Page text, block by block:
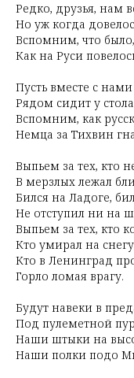
Редко, друзья, нам
Но уж когда
Вспомним, что
Как на Руси
Пусть вместе с
Рядом сидит у
Вспомним, как
Немца за Тихвин
Выпьем за тех, кто
В мерзлых лежал
Бился на Ладоге,
Не отступил ни на
Выпьем за тех, кто
Кто умирал на
Кто в Ленинград
Горло ломая врагу.
Будут навеки в
Под пулеметной
Наши штыки на
Наши полки подо